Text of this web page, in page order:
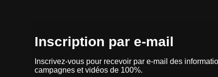
Inscription par e-mail
Inscrivez-vous pour recevoir par e-mail des
campagnes et vidéos de 100%.